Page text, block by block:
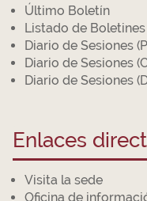
Último Boletín
Listado de Boletines
Diario de Sesiones
Diario de Sesiones
Diario de Sesiones
Enlaces
Visita la sede
Oficina de